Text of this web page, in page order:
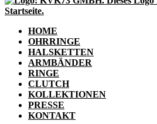
HOME
OHRRINGE
HALSKETTEN
ARMBÄNDER
RINGE
CLUTCH
KOLLEKTIONEN
PRESSE
KONTAKT